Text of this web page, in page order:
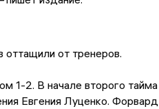
от тренеров.
1-2. В начале второго тайма
Евгения Луценко. Форвард